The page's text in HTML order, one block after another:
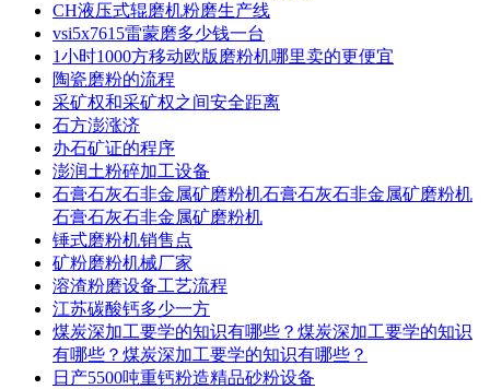
CH液压式辊磨机粉磨生产线
vsi5x7615雷蒙磨多少钱一台
1小时1000方移动欧版磨粉机哪里卖的更便宜
陶瓷磨粉的流程
采矿权和采矿权之间安全距离
石方澎涨济
办石矿证的程序
澎润土粉碎加工设备
石膏石灰石非金属矿磨粉机石膏石灰石非金属矿磨粉机
石膏石灰石非金属矿磨粉机
锤式磨粉机销售点
矿粉磨粉机械厂家
溶渣粉磨设备工艺流程
江苏碳酸钙多少一方
煤炭深加工要学的知识有哪些？煤炭深加工要学的知识
有哪些？煤炭深加工要学的知识有哪些？
日产5500吨重钙粉造精品砂粉设备